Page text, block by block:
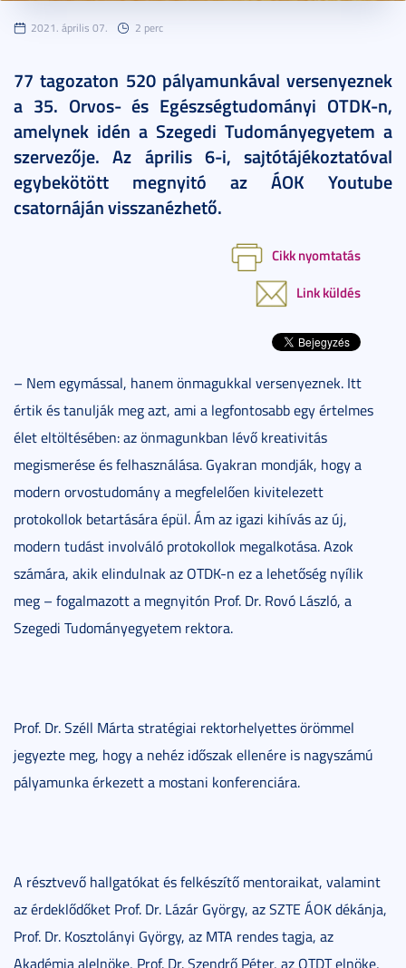
2021. április 07. 2 perc
77 tagozaton 520 pályamunkával versenyeznek
a 35. Orvos- és Egészségtudományi OTDK-n,
amelynek idén a Szegedi Tudományegyetem a
szervezője. Az április 6-i, sajtótájékoztatóval
egybekötött megnyitó az ÁOK Youtube
csatornáján visszanézhető.
Cikk nyomtatás
Link küldés
– Nem egymással, hanem önmagukkal versenyeznek. Itt
értik és tanulják meg azt, ami a legfontosabb egy értelmes
élet eltöltésében: az önmagunkban lévő kreativitás
megismerése és felhasználása. Gyakran mondják, hogy a
modern orvostudomány a megfelelően kivitelezett
protokollok betartására épül. Ám az igazi kihívás az új,
modern tudást involváló protokollok megalkotása. Azok
számára, akik elindulnak az OTDK-n ez a lehetőség nyílik
meg – fogalmazott a megnyitón Prof. Dr. Rovó László, a
Szegedi Tudományegyetem rektora.
Prof. Dr. Széll Márta stratégiai rektorhelyettes örömmel
jegyezte meg, hogy a nehéz időszak ellenére is nagyszámú
pályamunka érkezett a mostani konferenciára.
A résztvevő hallgatókat és felkészítő mentoraikat, valamint
az érdeklődőket Prof. Dr. Lázár György, az SZTE ÁOK dékánja,
Prof. Dr. Kosztolányi György, az MTA rendes tagja, az
Akadémia alelnöke, Prof. Dr. Szendrő Péter, az OTDT elnöke,